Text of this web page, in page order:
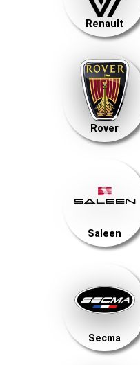
Renault
Rover
Saleen
Secma